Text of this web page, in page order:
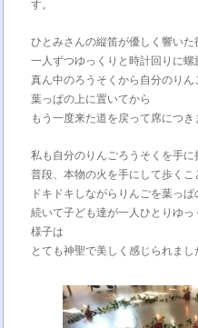
す。
ひとみさんの縦笛が優しく響いた
一人ずつゆっくりと時計回りに螺
真ん中のろうそくから自分のりん
葉っぱの上に置いてから
もう一度来た道を戻って席につき
私も自分のりんごろうそくを手に
普段、本物の火を手にして歩く
ドキドキしながらりんごを葉っぱ
続いて子ども達が一人ひとりゆ
様子は
とても神聖で美しく感じられまし